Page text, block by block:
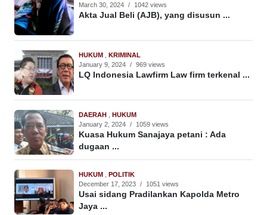
March 30, 2024 / 1042 views
Akta Jual Beli (AJB), yang disusun ...
HUKUM
KRIMINAL
January 9, 2024 / 969 views
LQ Indonesia Lawfirm Law firm terkenal ...
DAERAH
HUKUM
January 2, 2024 / 1059 views
Kuasa Hukum Sanajaya petani : Ada
dugaan ...
HUKUM
POLITIK
December 17, 2023 / 1051 views
Usai sidang Pradilankan Kapolda Metro
Jaya ...